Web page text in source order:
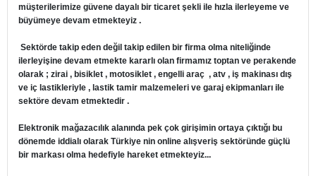
müşterilerimize güvene dayalı bir ticaret şekli ile hızla ilerleyeme ve
büyümeye devam etmekteyiz .
Sektörde takip eden değil takip edilen bir firma olma niteliğinde
ilerleyişine devam etmekte kararlı olan firmamız toptan ve perakende
olarak ; zirai , bisiklet , motosiklet , engelli araç , atv , iş makinası dış
ve iç lastikleriyle , lastik tamir malzemeleri ve garaj ekipmanları ile
sektöre devam etmektedir .
Elektronik mağazacılık alanında pek çok girişimin ortaya çıktığı bu
dönemde iddialı olarak Türkiye nin online alışveriş sektöründe güçlü
bir markası olma hedefiyle hareket etmekteyiz...